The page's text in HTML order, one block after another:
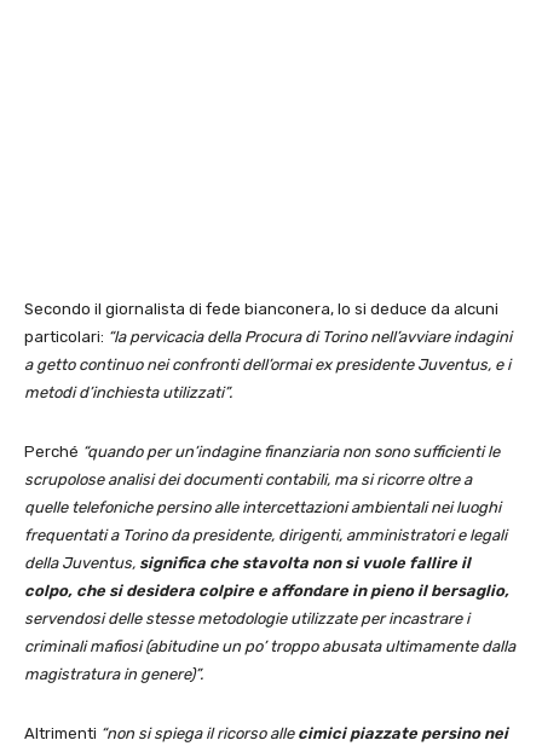
Secondo il giornalista di fede bianconera, lo si deduce da alcuni
particolari: “la pervicacia della Procura di Torino nell’avviare indagini
a getto continuo nei confronti dell’ormai ex presidente Juventus, e i
metodi d’inchiesta utilizzati”.
Perché “quando per un’indagine finanziaria non sono sufficienti le
scrupolose analisi dei documenti contabili, ma si ricorre oltre a
quelle telefoniche persino alle intercettazioni ambientali nei luoghi
frequentati a Torino da presidente, dirigenti, amministratori e legali
della Juventus, significa che stavolta non si vuole fallire il
colpo, che si desidera colpire e affondare in pieno il bersaglio,
servendosi delle stesse metodologie utilizzate per incastrare i
criminali mafiosi (abitudine un po’ troppo abusata ultimamente dalla
magistratura in genere)”.
Altrimenti “non si spiega il ricorso alle cimici piazzate persino nei